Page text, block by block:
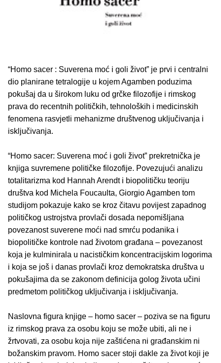
“Homo sacer : Suverena moć i goli život” je prvi i centralni
dio planirane tetralogije u kojem Agamben poduzima
pokušaj da u širokom luku od grčke filozofije i rimskog
prava do recentnih političkih, tehnoloških i medicinskih
fenomena rasvjetli mehanizme društvenog uključivanja i
isključivanja.
“Homo sacer: Suverena moć i goli život” prekretnička je
knjiga suvremene političke filozofije. Povezujući analizu
totalitarizma kod Hannah Arendt i biopolitičku teoriju
društva kod Michela Foucaulta, Giorgio Agamben tom
studijom pokazuje kako se kroz čitavu povijest zapadnog
političkog ustrojstva provlači dosada nepomišljana
povezanost suverene moći nad smrću podanika i
biopolitičke kontrole nad životom građana – povezanost
koja je kulminirala u nacističkim koncentracijskim logorima
i koja se još i danas provlači kroz demokratska društva u
pokušajima da se zakonom definicija golog života učini
predmetom političkog uključivanja i isključivanja.
Naslovna figura knjige – homo sacer – poziva se na figuru
iz rimskog prava za osobu koju se može ubiti, ali ne i
žrtvovati, za osobu koja nije zaštićena ni građanskim ni
božanskim pravom. Homo sacer stoji dakle za život koji je